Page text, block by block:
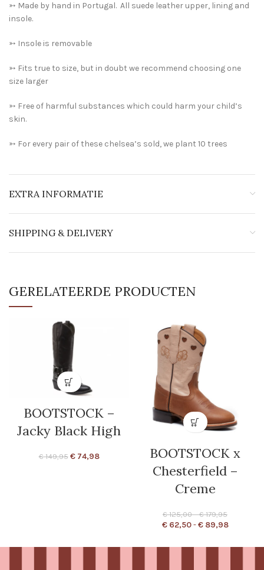
➳ Made by hand in Portugal. All suede leather upper, lining and
insole.
➳ Insole is removable
➳ Fits true to size, but in doubt we recommend choosing one
size larger
➳ Free of harmful substances which could harm your child’s
skin.
➳ For every pair of these chelsea’s sold, we plant 10 trees
EXTRA INFORMATIE
SHIPPING & DELIVERY
GERELATEERDE PRODUCTEN
BOOTSTOCK –
Jacky Black High
€149,95 €74,98
BOOTSTOCK x
Chesterfield –
Creme
€125,00–€179,95
€62,50-€89,98